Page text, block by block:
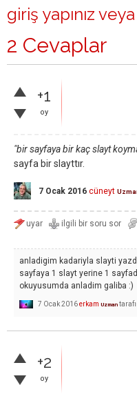
giriş yapınız veya
2 Cevaplar
+1
oy
"bir sayfaya bir kaç slayt
sayfa bir slayttır.
7 Ocak 2016 cüneyt
anladigim kadariyla slayti
sayfaya 1 slayt yerine 1
okuyusumda anladim galiba :)
7 Ocak 2016erkam Uzman
+2
oy